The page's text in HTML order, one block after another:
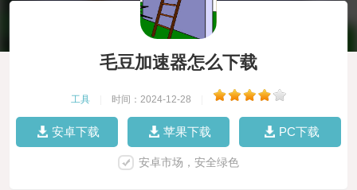
毛豆加速器怎么下载
工具 时间：2024-12-28
安卓下载 苹果下载 PC下载
安卓市场，安全绿色